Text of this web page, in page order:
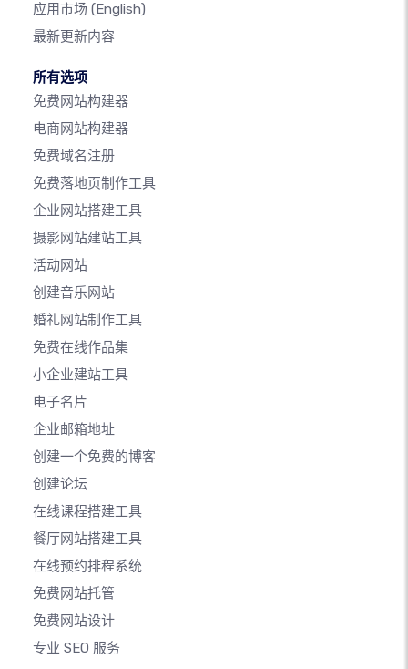
应用市场 (English)
最新更新内容
所有选项
免费网站构建器
电商网站构建器
免费域名注册
免费落地页制作工具
企业网站搭建工具
摄影网站建站工具
活动网站
创建音乐网站
婚礼网站制作工具
免费在线作品集
小企业建站工具
电子名片
企业邮箱地址
创建一个免费的博客
创建论坛
在线课程搭建工具
餐厅网站搭建工具
在线预约排程系统
免费网站托管
免费网站设计
专业 SEO 服务